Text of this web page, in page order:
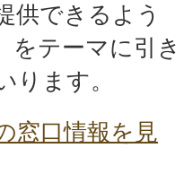
供できるよう
をテーマに引き
ります。
窓口情報を見